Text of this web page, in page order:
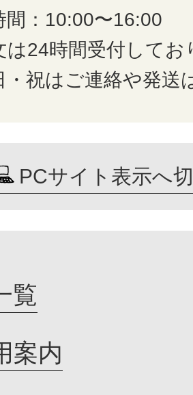
間：10:00〜16:00
は24時間受付してお
・祝はご連絡や発送
PCサイト表示へ
覧
案内